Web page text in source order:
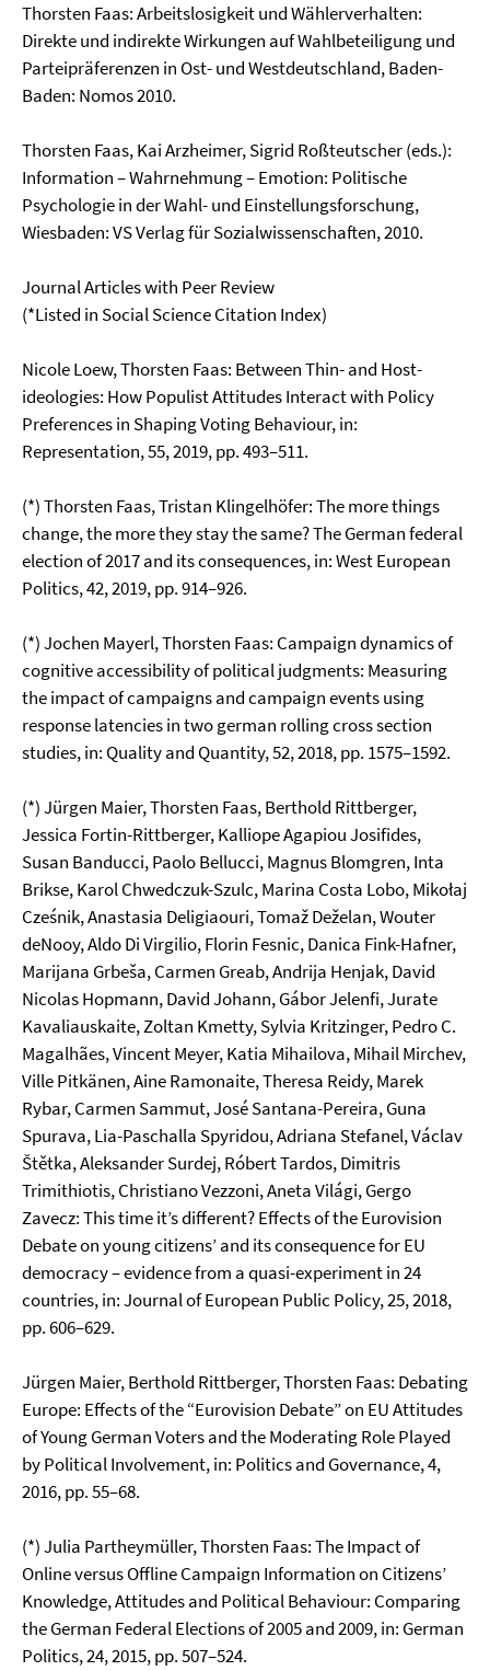
Thorsten Faas: Arbeitslosigkeit und Wählerverhalten:
Direkte und indirekte Wirkungen auf Wahlbe­teiligung und
Parteipräferenzen in Ost- und Westdeutschland, Baden-
Baden: Nomos 2010.
Thorsten Faas, Kai Arzheimer, Sigrid Roßteutscher (eds.):
Information – Wahrnehmung – Emotion: Politische
Psychologie in der Wahl- und Einstellungsforschung,
Wiesbaden: VS Verlag für Sozialwissenschaften, 2010.
Journal Articles with Peer Review
(*Listed in Social Science Citation Index)
Nicole Loew, Thorsten Faas: Between Thin- and Host-
ideologies: How Populist Attitudes Interact with Policy
Preferences in Shaping Voting Behaviour, in:
Representation, 55, 2019, pp. 493–511.
(*) Thorsten Faas, Tristan Klingelhöfer: The more things
change, the more they stay the same? The German federal
election of 2017 and its consequences, in: West European
Politics, 42, 2019, pp. 914–926.
(*) Jochen Mayerl, Thorsten Faas: Campaign dynamics of
cognitive accessibility of political judgments: Measuring
the impact of campaigns and campaign events using
response latencies in two german rolling cross section
studies, in: Quality and Quantity, 52, 2018, pp. 1575–1592.
(*) Jürgen Maier, Thorsten Faas, Berthold Rittberger,
Jessica Fortin-Rittberger, Kalliope Agapiou Josifides,
Susan Banducci, Paolo Bellucci, Magnus Blomgren, Inta
Brikse, Karol Chwedczuk-Szulc, Marina Costa Lobo, Mikołaj
Cześnik, Anastasia Deligiaouri, Tomaž Deželan, Wouter
deNooy, Aldo Di Virgilio, Florin Fesnic, Danica Fink-Hafner,
Marijana Grbeša, Carmen Greab, Andrija Henjak, David
Nicolas Hopmann, David Johann, Gábor Jelenfi, Jurate
Kavaliauskaite, Zoltan Kmetty, Sylvia Kritzinger, Pedro C.
Magalhães, Vincent Meyer, Katia Mihailova, Mihail Mirchev,
Ville Pitkänen, Aine Ramonaite, Theresa Reidy, Marek
Rybar, Carmen Sammut, José Santana-Pereira, Guna
Spurava, Lia-Paschalla Spyridou, Adriana Stefanel, Václav
Štětka, Aleksander Surdej, Róbert Tardos, Dimitris
Trimithiotis, Christiano Vezzoni, Aneta Világi, Gergo
Zavecz: This time it’s different? Effects of the Eurovision
Debate on young citizens’ and its consequence for EU
democracy – evidence from a quasi-experiment in 24
countries, in: Journal of European Public Policy, 25, 2018,
pp. 606–629.
Jürgen Maier, Berthold Rittberger, Thorsten Faas: Debating
Europe: Effects of the “Eurovision Debate” on EU Attitudes
of Young German Voters and the Moderating Role Played
by Political Involvement, in: Politics and Governance, 4,
2016, pp. 55–68.
(*) Julia Partheymüller, Thorsten Faas: The Impact of
Online versus Offline Campaign Information on Citizens’
Knowledge, Attitudes and Political Behaviour: Comparing
the German Federal Elections of 2005 and 2009, in: German
Politics, 24, 2015, pp. 507–524.